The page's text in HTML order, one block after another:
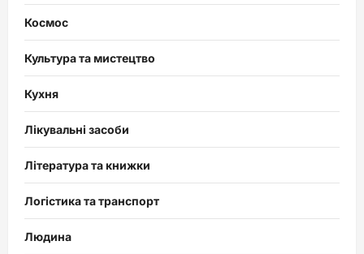
Космос
Культура та мистецтво
Кухня
Лікувальні засоби
Література та книжки
Логістика та транспорт
Людина